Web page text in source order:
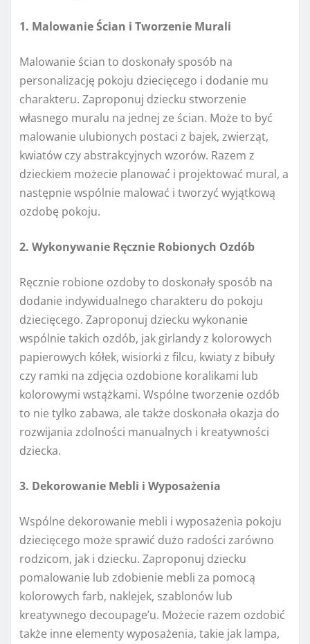
1. Malowanie Ścian i Tworzenie Murali
Malowanie ścian to doskonały sposób na
personalizację pokoju dziecięcego i dodanie mu
charakteru. Zaproponuj dziecku stworzenie
własnego muralu na jednej ze ścian. Może to być
malowanie ulubionych postaci z bajek, zwierząt,
kwiatów czy abstrakcyjnych wzorów. Razem z
dzieckiem możecie planować i projektować mural, a
następnie wspólnie malować i tworzyć wyjątkową
ozdobę pokoju.
2. Wykonywanie Ręcznie Robionych Ozdób
Ręcznie robione ozdoby to doskonały sposób na
dodanie indywidualnego charakteru do pokoju
dziecięcego. Zaproponuj dziecku wykonanie
wspólnie takich ozdób, jak girlandy z kolorowych
papierowych kółek, wisiorki z filcu, kwiaty z bibuły
czy ramki na zdjęcia ozdobione koralikami lub
kolorowymi wstążkami. Wspólne tworzenie ozdób
to nie tylko zabawa, ale także doskonała okazja do
rozwijania zdolności manualnych i kreatywności
dziecka.
3. Dekorowanie Mebli i Wyposażenia
Wspólne dekorowanie mebli i wyposażenia pokoju
dziecięcego może sprawić dużo radości zarówno
rodzicom, jak i dziecku. Zaproponuj dziecku
pomalowanie lub zdobienie mebli za pomocą
kolorowych farb, naklejek, szablonów lub
kreatywnego decoupage’u. Możecie razem ozdobić
także inne elementy wyposażenia, takie jak lampa,